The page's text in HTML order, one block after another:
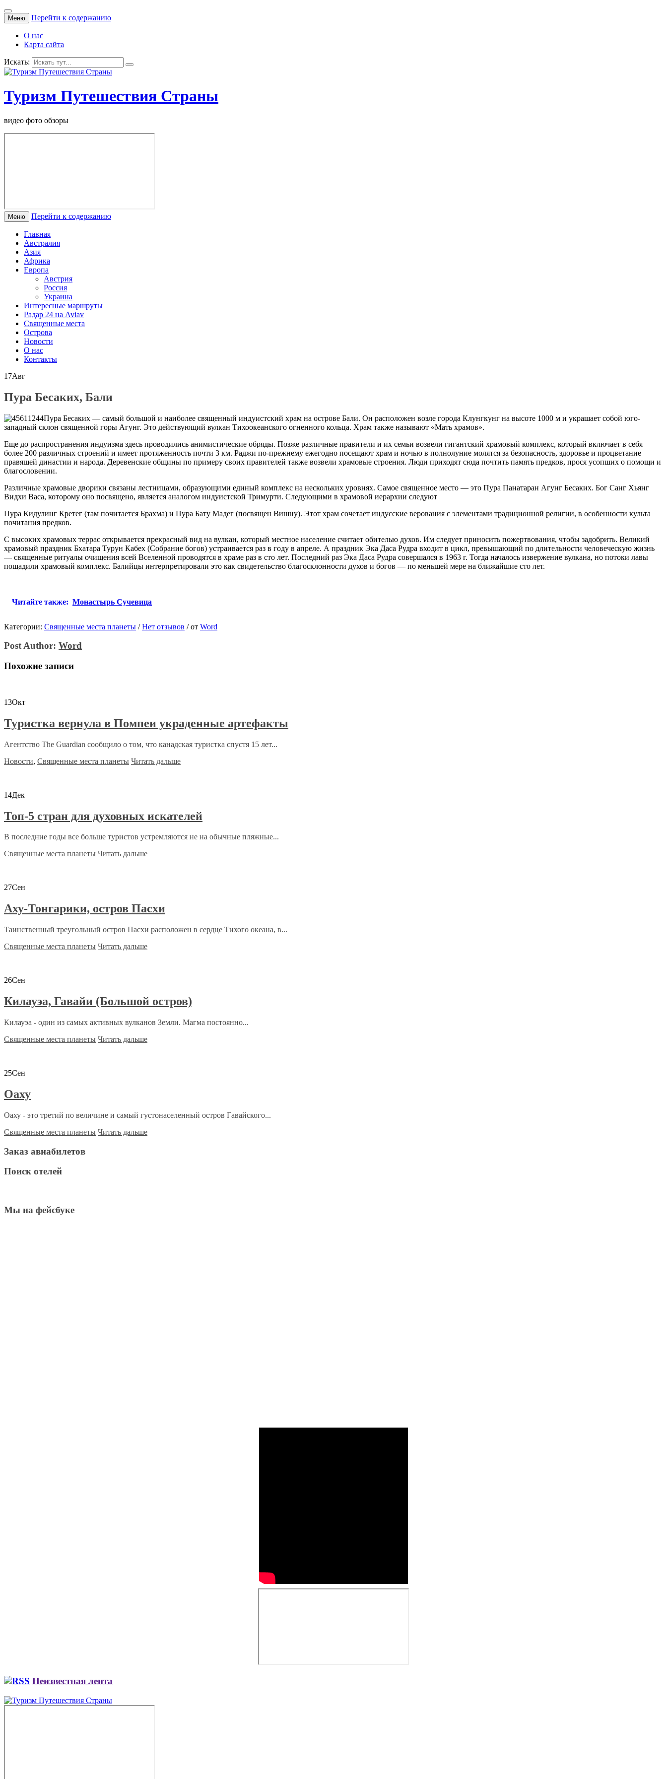
Меню Перейти к содержанию
О нас
Карта сайта
Искать:
Туризм Путешествия Страны
видео фото обзоры
Меню Перейти к содержанию
Главная
Австралия
Азия
Африка
Европа
Австрия
Россия
Украина
Интересные маршруты
Радар 24 на Aviav
Священные места
Острова
Новости
О нас
Контакты
17Авг
Пура Бесаких, Бали
Пура Бесаких — самый большой и наиболее священный индуистский храм на острове Бали. Он расположен возле города Клунгкунг на высоте 1000 м и украшает собой юго-
западный склон священной горы Агунг. Это действующий вулкан Тихоокеанского огненного кольца. Храм также называют «Мать храмов».
Еще до распространения индуизма здесь проводились анимистические обряды. Позже различные правители и их семьи возвели гигантский храмовый комплекс, который включает в себя
более 200 различных строений и имеет протяженность почти 3 км. Раджи по-прежнему ежегодно посещают храм и ночью в полнолуние молятся за безопасность, здоровье и процветание
правящей династии и народа. Деревенские общины по примеру своих правителей также возвели храмовые строения. Люди приходят сюда почтить память предков, прося усопших о помощи и
благословении.
Различные храмовые дворики связаны лестницами, образующими единый комплекс на нескольких уровнях. Самое священное место — это Пура Панатаран Агунг Бесаких. Бог Санг Хьянг
Видхи Васа, которому оно посвящено, является аналогом индуистской Тримурти. Следующими в храмовой иерархии следуют
Пура Кидулинг Кретег (там почитается Брахма) и Пура Бату Мадег (посвящен Вишну). Этот храм сочетает индусские верования с элементами традиционной религии, в особенности культа
почитания предков.
С высоких храмовых террас открывается прекрасный вид на вулкан, который местное население считает обителью духов. Им следует приносить пожертвования, чтобы задобрить. Великий
храмовый праздник Бхатара Турун Кабех (Собрание богов) устраивается раз в году в апреле. А праздник Эка Даса Рудра входит в цикл, превышающий по длительности человеческую жизнь
— священные ритуалы очищения всей Вселенной проводятся в храме раз в сто лет. Последний раз Эка Даса Рудра совершался в 1963 г. Тогда началось извержение вулкана, но потоки лавы
пощадили храмовый комплекс. Балийцы интерпретировали это как свидетельство благосклонности духов и богов — по меньшей мере на ближайшие сто лет.
Читайте также: Монастырь Сучевица
Категории: Священные места планеты / Нет отзывов /от Word
Post Author: Word
Похожие записи
13Окт
Туристка вернула в Помпеи украденные артефакты
Агентство The Guardian сообщило о том, что канадская туристка спустя 15 лет...
Новости, Священные места планеты Читать дальше
14Дек
Топ-5 стран для духовных искателей
В последние годы все больше туристов устремляются не на обычные пляжные...
Священные места планеты Читать дальше
27Сен
Аху-Тонгарики, остров Пасхи
Таинственный треугольный остров Пасхи расположен в сердце Тихого океана, в...
Священные места планеты Читать дальше
26Сен
Килауэа, Гавайи (Большой остров)
Килауэа - один из самых активных вулканов Земли. Магма постоянно...
Священные места планеты Читать дальше
25Сен
Оаху
Оаху - это третий по величине и самый густонаселенный остров Гавайского...
Священные места планеты Читать дальше
Заказ авиабилетов
Поиск отелей
Мы на фейсбуке
Неизвестная лента